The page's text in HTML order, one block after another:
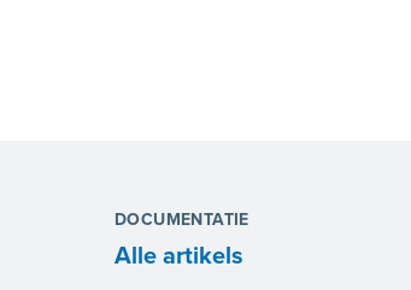
DOCUMENTATIE
Alle artikels